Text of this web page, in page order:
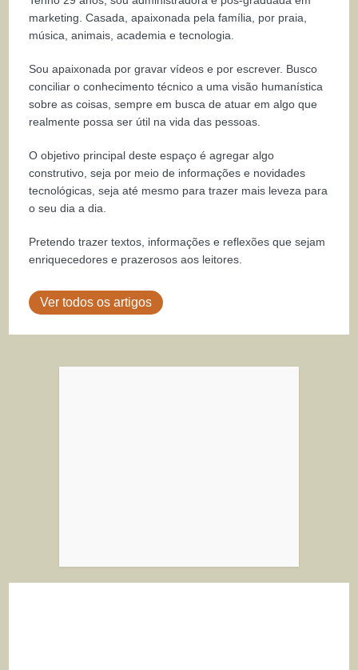
marketing. Casada, apaixonada pela família, por praia,
música, animais, academia e tecnologia.
Sou apaixonada por gravar vídeos e por escrever. Busco
conciliar o conhecimento técnico a uma visão humanística
sobre as coisas, sempre em busca de atuar em algo que
realmente possa ser útil na vida das pessoas.
O objetivo principal deste espaço é agregar algo
construtivo, seja por meio de informações e novidades
tecnológicas, seja até mesmo para trazer mais leveza para
o seu dia a dia.
Pretendo trazer textos, informações e reflexões que sejam
enriquecedores e prazerosos aos leitores.
Ver todos os artigos